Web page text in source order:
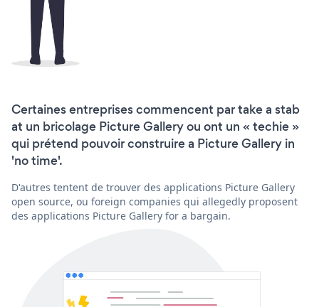
Certaines entreprises commencent par take a stab
at un bricolage Picture Gallery ou ont un « techie »
qui prétend pouvoir construire a Picture Gallery in
'no time'.
D'autres tentent de trouver des applications Picture Gallery
open source, ou foreign companies qui allegedly proposent
des applications Picture Gallery for a bargain.